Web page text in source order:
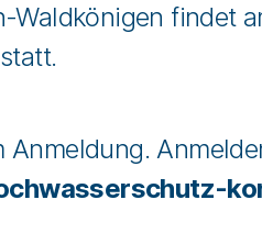
Waldkönigen findet